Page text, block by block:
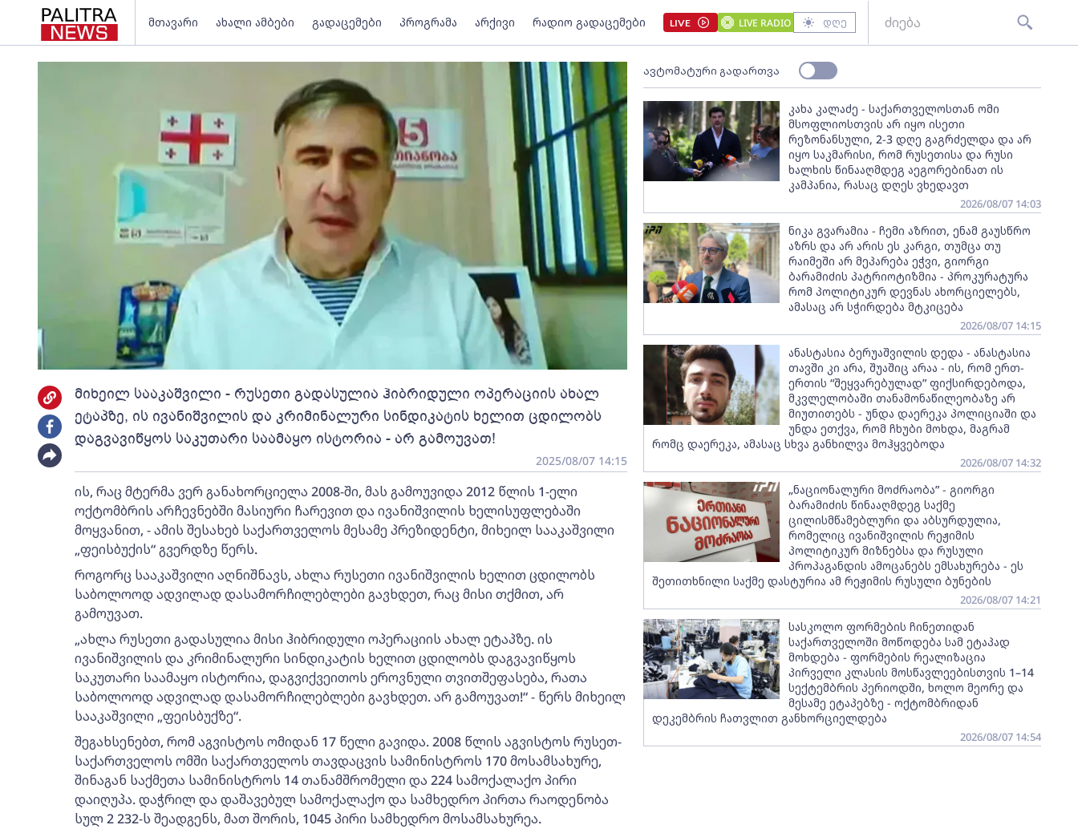
მთავარი ახალი ამბები გადაცემები პროგრამა არქივი რადიო გადაცემები LIVE LIVE RADIO დღე
მიხეილ სააკაშვილი - რუსეთი გადასულია ჰიბრიდული ოპერაციის ახალ
ეტაპზე, ის ივანიშვილის და კრიმინალური სინდიკატის ხელით ცდილობს
დაგვავიწყოს საკუთარი საამაყო ისტორია - არ გამოუვათ!
2025/08/07 14:15
ის, რაც მტერმა ვერ განახორციელა 2008-ში, მას გამოუვიდა 2012 წლის 1-ელი
ოქტომბრის არჩევნებში მასიური ჩარევით და ივანიშვილის ხელისუფლებაში
მოყვანით, - ამის შესახებ საქართველოს მესამე პრეზიდენტი, მიხეილ სააკაშვილი
„ფეისბუქის“ გვერდზე წერს.
როგორც სააკაშვილი აღნიშნავს, ახლა რუსეთი ივანიშვილის ხელით ცდილობს
საბოლოოდ ადვილად დასამორჩილებლები გავხდეთ, რაც მისი თქმით, არ
გამოუვათ.
„ახლა რუსეთი გადასულია მისი ჰიბრიდული ოპერაციის ახალ ეტაპზე. ის
ივანიშვილის და კრიმინალური სინდიკატის ხელით ცდილობს დაგვავიწყოს
საკუთარი საამაყო ისტორია, დაგვიქვეითოს ეროვნული თვითშეფასება, რათა
საბოლოოდ ადვილად დასამორჩილებლები გავხდეთ. არ გამოუვათ!“ - წერს მიხეილ
სააკაშვილი „ფეისბუქზე“.
შეგახსენებთ, რომ აგვისტოს ომიდან 17 წელი გავიდა. 2008 წლის აგვისტოს რუსეთ-
საქართველოს ომში საქართველოს თავდაცვის სამინისტროს 170 მოსამსახურე,
შინაგან საქმეთა სამინისტროს 14 თანამშრომელი და 224 სამოქალაქო პირი
დაიღუპა. დაჭრილ და დაშავებულ სამოქალაქო და სამხედრო პირთა რაოდენობა
სულ 2 232-ს შეადგენს, მათ შორის, 1045 პირი სამხედრო მოსამსახურეა.
ავტომატური გადართვა
კახა კალაძე - საქართველოსთან ომი
მსოფლიოსთვის არ იყო ისეთი
რეზონანსული, 2-3 დღე გაგრძელდა და არ
იყო საკმარისი, რომ რუსეთისა და რუსი
ხალხის წინააღმდეგ აეგორებინათ ის
კამპანია, რასაც დღეს ვხედავთ
2026/08/07 14:03
ნიკა გვარამია - ჩემი აზრით, ენამ გაუსწრო
აზრს და არ არის ეს კარგი, თუმცა თუ
რაიმეში არ მეპარება ეჭვი, გიორგი
ბარამიძის პატრიოტიზმია - პროკურატურა
რომ პოლიტიკურ დევნას ახორციელებს,
ამასაც არ სჭირდება მტკიცება
2026/08/07 14:15
ანასტასია ბერუაშვილის დედა - ანასტასია
თავში კი არა, შუაშიც არაა - ის, რომ ერთ-
ერთის “შეყვარებულად” ფიქსირდებოდა,
მკვლელობაში თანამონაწილეობაზე არ
მიუთითებს - უნდა დაერეკა პოლიციაში და
უნდა ეთქვა, რომ ჩხუბი მოხდა, მაგრამ
რომც დაერეკა, ამასაც სხვა განხილვა მოჰყვებოდა
2026/08/07 14:32
„ნაციონალური მოძრაობა” - გიორგი
ბარამიძის წინააღმდეგ საქმე
ცილისმწამებლური და აბსურდულია,
რომელიც ივანიშვილის რეჟიმის
პოლიტიკურ მიზნებსა და რუსული
პროპაგანდის ამოცანებს ემსახურება - ეს
შეთითხნილი საქმე დასტურია ამ რეჟიმის რუსული ბუნების
2026/08/07 14:21
სასკოლო ფორმების ჩინეთიდან
საქართველოში მოწოდება სამ ეტაპად
მოხდება - ფორმების რეალიზაცია
პირველი კლასის მოსწავლეებისთვის 1–14
სექტემბრის პერიოდში, ხოლო მეორე და
მესამე ეტაპებზე - ოქტომბრიდან
დეკემბრის ჩათვლით განხორციელდება
2026/08/07 14:54